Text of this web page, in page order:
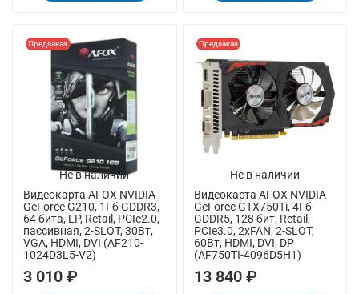
Не в наличии
Предзаказ
Видеокарта AFOX NVIDIA
GeForce G210, 1Гб GDDR3,
64 бита, LP, Retail, PCIe2.0,
пассивная, 2-SLOT, 30Вт,
VGA, HDMI, DVI (AF210-
1024D3L5-V2)
3 010 ₽
Не в наличии
Предзаказ
Видеокарта AFOX NVIDIA
GeForce GTX750Ti, 4Гб
GDDR5, 128 бит, Retail,
PCIe3.0, 2xFAN, 2-SLOT,
60Вт, HDMI, DVI, DP
(AF750TI-4096D5H1)
13 840 ₽